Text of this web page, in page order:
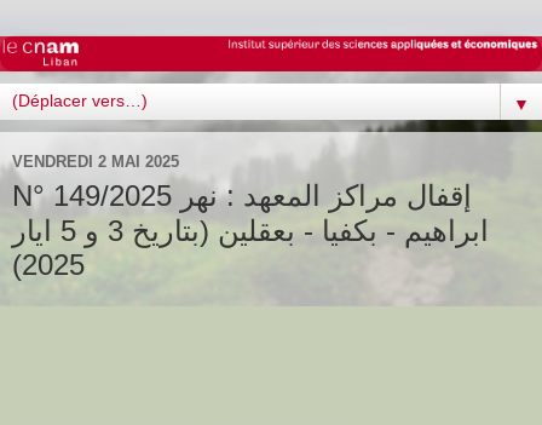
▼
VENDREDI 2 MAI 2025
N° 149/2025 إقفال مراكز المعهد : نهر
ابراهيم - بكفيا - بعقلين (بتاريخ 3 و 5 ايار
2025)